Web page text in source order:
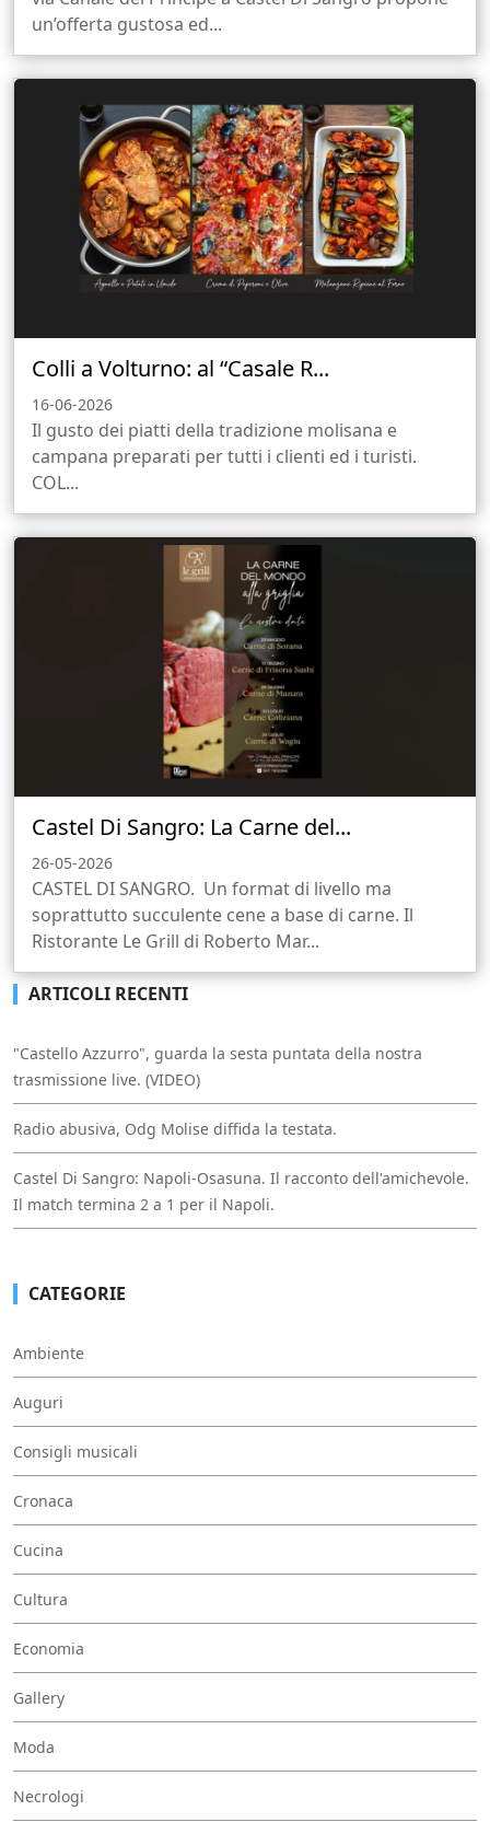
un’offerta gustosa ed...
Colli a Volturno: al “Casale R...
16-06-2026
Il gusto dei piatti della tradizione molisana e
campana preparati per tutti i clienti ed i turisti.
COL...
Castel Di Sangro: La Carne del...
26-05-2026
CASTEL DI SANGRO. Un format di livello ma
soprattutto succulente cene a base di carne. Il
Ristorante Le Grill di Roberto Mar...
ARTICOLI RECENTI
"Castello Azzurro", guarda la sesta puntata della nostra
trasmissione live. (VIDEO)
Radio abusiva, Odg Molise diffida la testata.
Castel Di Sangro: Napoli-Osasuna. Il racconto dell'amichevole.
Il match termina 2 a 1 per il Napoli.
CATEGORIE
Ambiente
Auguri
Consigli musicali
Cronaca
Cucina
Cultura
Economia
Gallery
Moda
Necrologi